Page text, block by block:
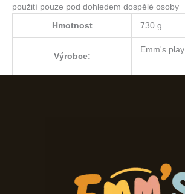
použití pouze pod dohledem dospělé osoby
Hmotnost 730 g
Výrobce:
Emm's play